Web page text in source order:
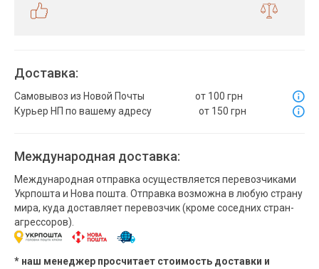
Доставка:
Самовывоз из Новой Почты
от 100 грн
Курьер НП по вашему адресу
от 150 грн
Международная доставка:
Международная отправка осуществляется перевозчиками
Укрпошта и Нова пошта. Отправка возможна в любую страну
мира, куда доставляет перевозчик (кроме соседних стран-
агрессоров).
* наш менеджер просчитает стоимость доставки и